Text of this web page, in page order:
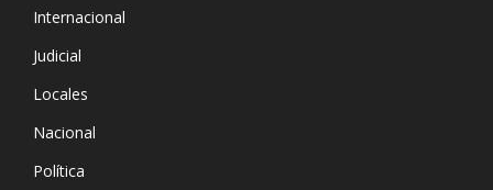
Internacional
Judicial
Locales
Nacional
Política